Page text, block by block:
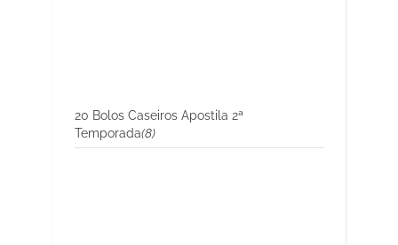
20 Bolos Caseiros Apostila 2ª
Temporada(8)